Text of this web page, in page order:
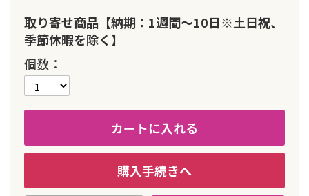
取り寄せ商品【納期：1週間～10日※土日祝、
季節休暇を除く】
個数
カートに入れる
購入手続きへ
動
す
る